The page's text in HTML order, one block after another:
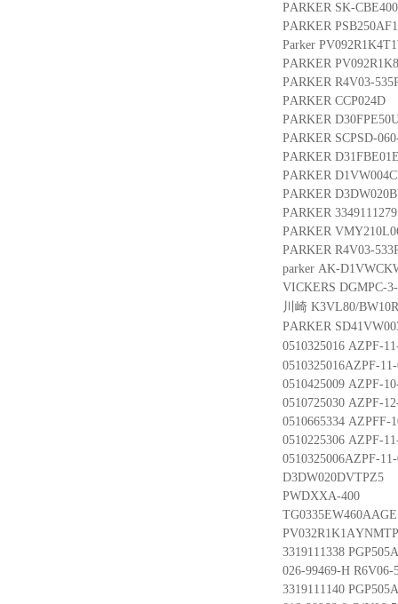
PARKER SK-
PARKER
Parker
PARKER
PARKER R4V03-
PARKER CCP024D
PARKER
PARKER SCPSD-
PARKER
PARKER
PARKER
PARKER
PARKER
PARKER R4V03-
parker AK-
VICKERS DGMPC-
川崎 K3VL80/
PARKER
0510325016 AZPF-
0510325016AZPF-
0510425009 AZPF-
0510725030 AZPF-
0510665334 AZPFF-
0510225306 AZPF-
0510325006AZPF-
D3DW020DVTPZ5
PWDXXA-400
TG0335EW460AAGE
PV032R1K1AYNMTP
3319111338
026-99469-H R6V06-
3319111140